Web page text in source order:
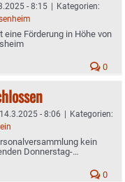
- 8:15 | Kategorien:
eine Förderung in Höhe von
0
- 8:06 | Kategorien:
kein
Donnerstag-
0